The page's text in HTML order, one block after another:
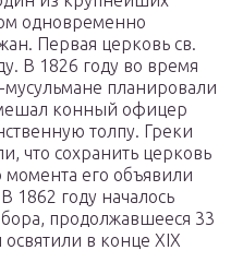
одновременно
Первая церковь св.
В 1826 году во время
планировали
конный офицер
толпу. Греки
что сохранить церковь
момента его объявили
1862 году началось
продолжавшееся 33
в конце XIX